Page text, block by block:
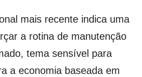
mais recente indica uma
a rotina de manutenção
tema sensível para
a economia baseada em